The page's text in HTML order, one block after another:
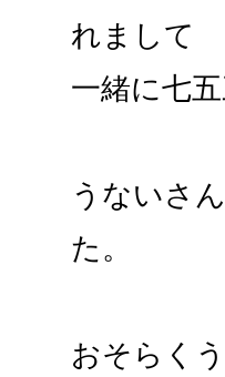
れまして
一緒に七
うないさ
た。
おそらく